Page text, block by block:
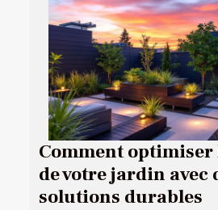
Comment
de votre jardin avec
solutions durables